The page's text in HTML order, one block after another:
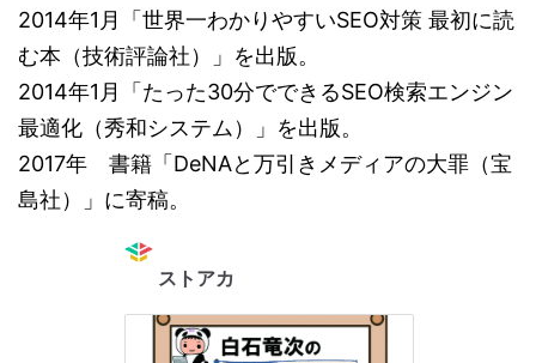
2014年1月「世界一わかりやすいSEO対策 最初に読
む本（技術評論社）」を出版。
2014年1月「たった30分でできるSEO検索エンジン
最適化（秀和システム）」を出版。
2017年 書籍「DeNAと万引きメディアの大罪（宝
島社）」に寄稿。
ストアカ